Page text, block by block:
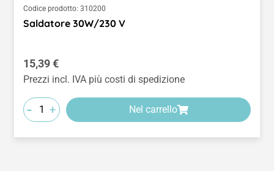
Codice prodotto: 310200
Saldatore 30W/230 V
Prezzo normale:
15,39 €
Prezzi incl. IVA più costi di spedizione
- + Nel carrello